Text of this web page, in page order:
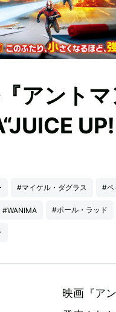
アント
#マイケル・ダグラス #ペ
#WANIMA #ポール・ラッド
映画『ア